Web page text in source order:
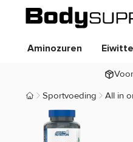
Aminozuren
Voor
Body Supplies |
Sportvoeding All in